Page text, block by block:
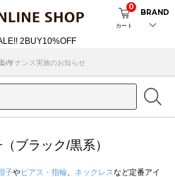
カート
0
BRAND
テナンス実施のお知らせ
ブラック/黒系）
子やピアス・指輪 ネックレスなど定番アイ